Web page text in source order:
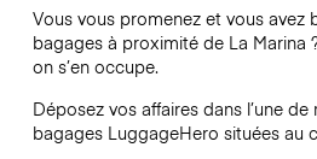
Vous vous promenez et vous avez
bagages à proximité de La Marina
on s’en occupe.
Déposez vos affaires dans l’une
bagages LuggageHero situées au